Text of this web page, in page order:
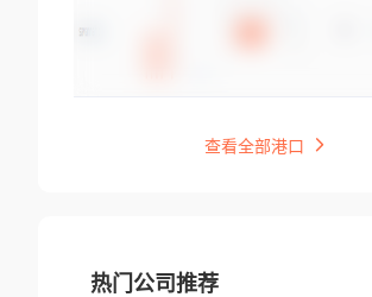
查看全部港口
热门公司推荐